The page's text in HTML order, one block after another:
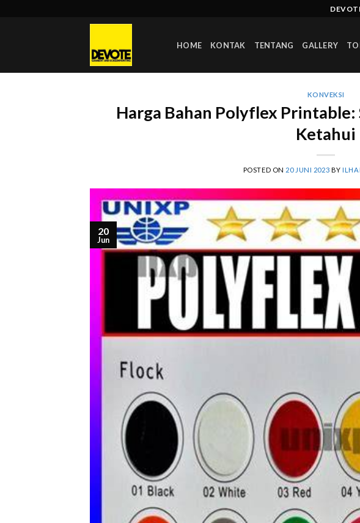
HOME KONTAK TENTANG GALLERY
KONVEKSI
Harga Bahan Polyflex Printable:
Ketahui
POSTED ON 20 JUNI 2023 BY
20
Jun